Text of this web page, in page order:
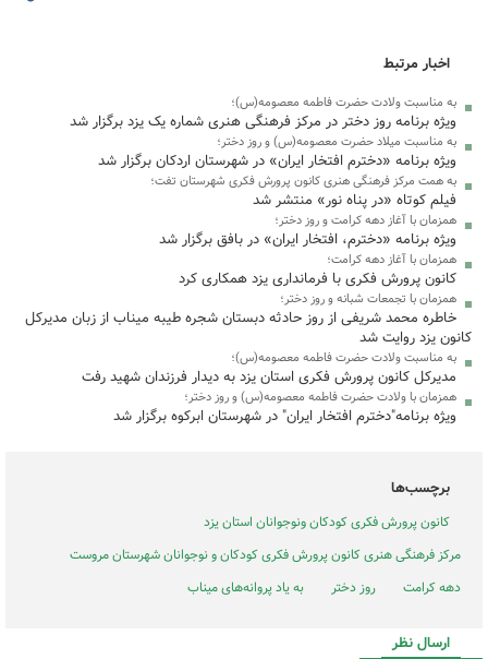
اخبار مرتبط
به مناسبت ولادت حضرت فاطمه معصومه(س)؛
ویژه برنامه روز دختر در مرکز فرهنگی هنری شماره یک یزد برگزار شد
به مناسبت میلاد حضرت معصومه(س) و روز دختر؛
ویژه برنامه «دخترم افتخار ایران» در شهرستان اردکان برگزار شد
به همت مرکز فرهنگی هنری کانون پرورش فکری شهرستان تفت؛
فیلم کوتاه «در پناه نور» منتشر شد
همزمان با آغاز دهه کرامت و روز دختر؛
ویژه برنامه «دخترم، افتخار ایران» در بافق برگزار شد
همزمان با آغاز دهه کرامت؛
کانون پرورش فکری با فرمانداری یزد همکاری کرد
همزمان با تجمعات شبانه و روز دختر؛
خاطره محمد شریفی از روز حادثه دبستان شجره طیبه میناب از زبان مدیرکل
کانون یزد روایت شد
به مناسبت ولادت حضرت فاطمه معصومه(س)؛
مدیرکل کانون پرورش فکری استان یزد به دیدار فرزندان شهید رفت
همزمان با ولادت حضرت فاطمه معصومه(س) و روز دختر؛
ویژه برنامه"دخترم افتخار ایران" در شهرستان ابرکوه برگزار شد
برچسب‌ها
کانون پرورش فکری کودکان ونوجوانان استان یزد
مرکز فرهنگی هنری کانون پرورش فکری کودکان و نوجوانان شهرستان مروست
دهه کرامت
روز دختر به یاد پروانه‌های میناب
ارسال نظر